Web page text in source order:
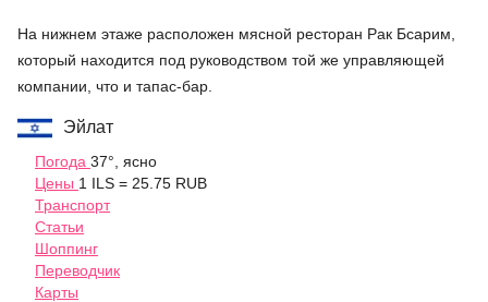
На нижнем этаже расположен мясной ресторан Рак Бсарим,
который находится под руководством той же управляющей
компании, что и тапас-бар.
Эйлат
Погода 37°, ясно
Цены 1 ILS = 25.75 RUB
Транспорт
Статьи
Шоппинг
Переводчик
Карты